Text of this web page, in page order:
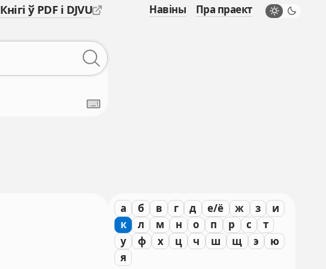
Кнігі ў PDF і DJVU Навіны Пра праект
а б в г д е/ё ж з
и
к
л м н о п р с
т
у
ф х ц ч ш щ э
ю
я